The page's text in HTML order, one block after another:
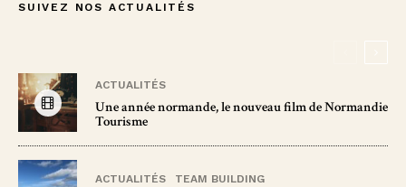
SUIVEZ NOS ACTUALITÉS
ACTUALITÉS
Une année normande, le nouveau film de Normandie
Tourisme
ACTUALITÉS TEAM BUILDING